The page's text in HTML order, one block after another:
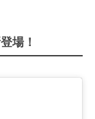
場！